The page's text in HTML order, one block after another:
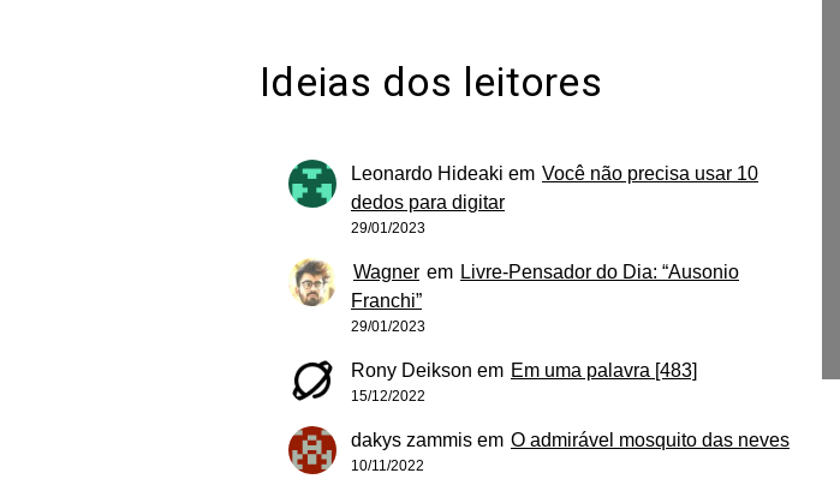
Ideias dos leitores
Leonardo Hideaki em Você não precisa usar 10
dedos para digitar
29/01/2023
Wagner em Livre-Pensador do Dia: “Ausonio
Franchi”
29/01/2023
Rony Deikson em Em uma palavra [483]
15/12/2022
dakys zammis em O admirável mosquito das neves
10/11/2022